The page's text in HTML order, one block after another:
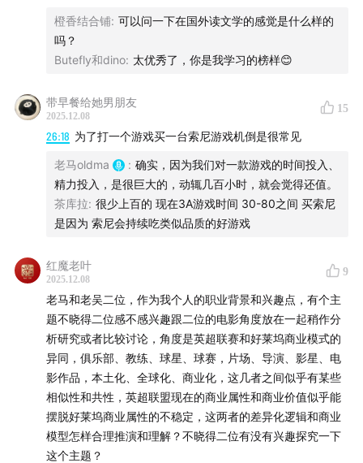
月底之前会出「电影与身份政治」正式的第二集。
过整个专题的听友，可以直接收听。
点击这个链接，可以直达专题购买：专题直达链接
重要提醒：如果将上述链接分享至微信，然后在微信内打
开链接，登录小宇宙后点击「立即购买」，可以为我们省
下 30%「苹果税」扣点，感谢支持！
主播：
老马：一个中年影评人，在播客领域重新出发。关于电
影，了解的东西还不算少。
阿吴：也是一个中年影评人，也要在播客领域重新出发，
有很多观点挑战多数人的常识。
详细时间轴：
橙香结合铺: 可以问一下在国外读文学的感觉是什么样的
吗？
Butefly和dino: 太优秀了，你是我学习的榜样😊
带早餐给她男朋友
2025.12.08
15
26:18 为了打一个游戏买一台索尼游戏机倒是很常见
老马oldma : 确实，因为我们对一款游戏的时间投入、
精力投入，是很巨大的，动辄几百小时，就会觉得还值。
茶库拉: 很少上百的 现在3A游戏时间 30-80之间 买索尼
是因为 索尼会持续吃类似品质的好游戏
红魔老叶
2025.12.08
9
老马和老吴二位，作为我个人的职业背景和兴趣点，有个主
题不晓得二位感不感兴趣跟二位的电影角度放在一起稍作分
析研究或者比较讨论，角度是英超联赛和好莱坞商业模式的
异同，俱乐部、教练、球星、球赛，片场、导演、影星、电
影作品，本土化、全球化、商业化，这几者之间似乎有某些
相似性和共性，英超联盟现在的商业属性和商业价值似乎能
摆脱好莱坞商业属性的不稳定，这两者的差异化逻辑和商业
模型怎样合理推演和理解？不晓得二位有没有兴趣探究一下
这个主题？